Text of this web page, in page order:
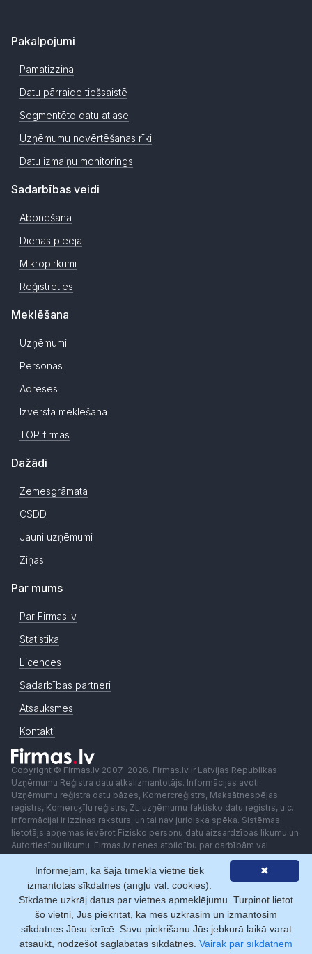
Pakalpojumi
Pamatizziņa
Datu pārraide tiešsaistē
Segmentēto datu atlase
Uzņēmumu novērtēšanas rīki
Datu izmaiņu monitorings
Sadarbības veidi
Abonēšana
Dienas pieeja
Mikropirkumi
Reģistrēties
Meklēšana
Uzņēmumi
Personas
Adreses
Izvērstā meklēšana
TOP firmas
Dažādi
Zemesgrāmata
CSDD
Jauni uzņēmumi
Ziņas
Par mums
Par Firmas.lv
Statistika
Licences
Sadarbības partneri
Atsauksmes
Kontakti
Copyright © Firmas.lv 2007-2026. Firmas.lv ir Latvijas Republikas
Uzņēmumu Reģistra datu atkalizmantotājs. Informācijas avoti:
Uzņēmumu reģistra datu bāzes, Komercreģistrs, Maksātnespējas
reģistrs, Komercķīlu reģistrs, ZL uzņēmumu faktisko datu reģistrs, u.c..
Informācijai ir izziņas raksturs, un tai nav juridiska spēka. Sistēmas
lietotājs apņemas ievērot Fizisko personu datu aizsardzības likumu un
Autortiesību likumu. Firmas.lv nenes atbildību par darbībām vai
lēmumiem, kas balstīti uz saņemto pakalpojumu. Lietotājam aizliegts
izmantot jebkādas automatizētas sistēmas vai iekārtas (robotus)
piekļuvei sistēmai bez rakstiskas saskaņošanas ar Firmas.lv. Galvenā
redaktore: Ingūna Pempere.
Lietošanas noteikumi
Privātuma politika Norēķini ar
✖
Informējam, ka šajā tīmekļa vietnē tiek
izmantotas sīkdatnes (angļu val. cookies).
Sīkdatne uzkrāj datus par vietnes apmeklējumu. Turpinot lietot
šo vietni, Jūs piekrītat, ka mēs uzkrāsim un izmantosim
sīkdatnes Jūsu ierīcē. Savu piekrišanu Jūs jebkurā laikā varat
atsaukt, nodzēšot saglabātās sīkdatnes. Vairāk par sīkdatnēm